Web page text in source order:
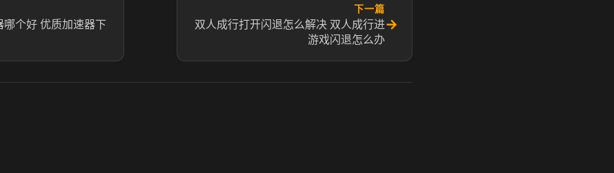
哪个好 优质加速器下
下一篇
双人成行打开闪退怎么解决 双人成行进
游戏闪退怎么办
→